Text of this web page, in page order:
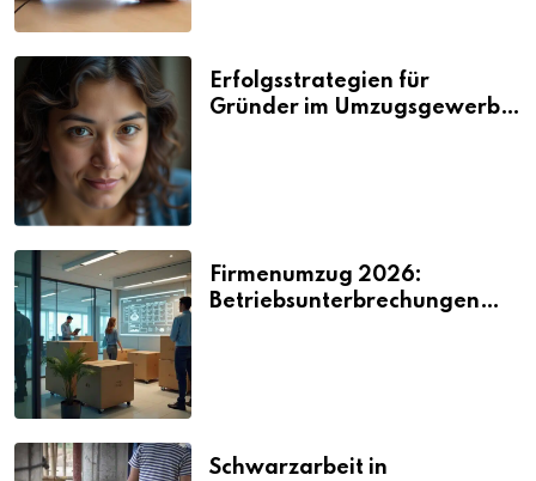
Erfolgsstrategien für
Gründer im Umzugsgewerbe
Firmenumzug 2026:
Betriebsunterbrechungen
Schwarzarbeit in